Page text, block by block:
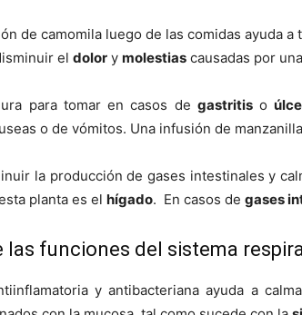
de camomila luego de las comidas ayuda a
el dolor y molestias causadas por
para tomar en casos de gastritiso
o de vómitos. Una infusión de
la producción de gases intestinales y
planta es el hígado. En casos de gases
las funciones del sistema
y antibacteriana ayuda a